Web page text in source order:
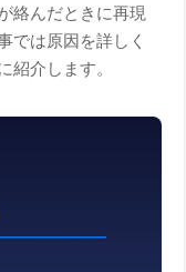
絡んだときに再現
では原因を詳しく
紹介します。